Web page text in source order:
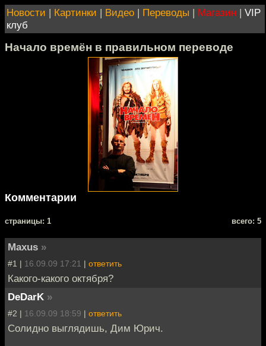
Новости | Картинки | Видео | Переводы | Магазин | VIP
клуб
Начало времён в правильном переводе
Комментарии
cтраницы: 1 всего: 5
Maxus »
#1 | 16.09.09 17:21 | ответить
Какого-какого октября?
DeDarK »
#2 | 16.09.09 18:59 | ответить
Солидно выглядишь, Дим Юрич.